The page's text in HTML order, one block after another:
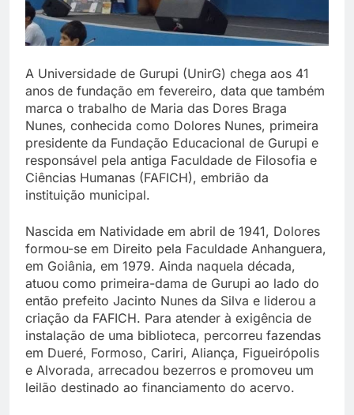
A Universidade de Gurupi (UnirG) chega aos 41
anos de fundação em fevereiro, data que também
marca o trabalho de Maria das Dores Braga
Nunes, conhecida como Dolores Nunes, primeira
presidente da Fundação Educacional de Gurupi e
responsável pela antiga Faculdade de Filosofia e
Ciências Humanas (FAFICH), embrião da
instituição municipal.
Nascida em Natividade em abril de 1941, Dolores
formou-se em Direito pela Faculdade Anhanguera,
em Goiânia, em 1979. Ainda naquela década,
atuou como primeira-dama de Gurupi ao lado do
então prefeito Jacinto Nunes da Silva e liderou a
criação da FAFICH. Para atender à exigência de
instalação de uma biblioteca, percorreu fazendas
em Dueré, Formoso, Cariri, Aliança, Figueirópolis
e Alvorada, arrecadou bezerros e promoveu um
leilão destinado ao financiamento do acervo.